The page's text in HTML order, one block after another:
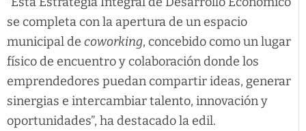
se completa con la apertura de un espacio
municipal de coworking, concebido como un lugar
físico de encuentro y colaboración donde los
emprendedores puedan compartir ideas, generar
sinergias e intercambiar talento, innovación y
oportunidades”, ha destacado la edil.